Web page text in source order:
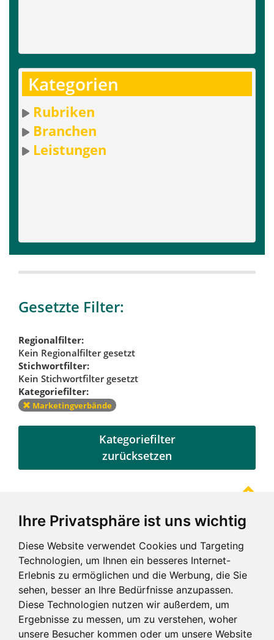
Ihre Privatsphäre ist uns wichtig
Diese Website verwendet Cookies und Targeting
Technologien, um Ihnen ein besseres Internet-
Erlebnis zu ermöglichen und die Werbung, die Sie
sehen, besser an Ihre Bedürfnisse anzupassen.
Diese Technologien nutzen wir außerdem, um
Ergebnisse zu messen, um zu verstehen, woher
unsere Besucher kommen oder um unsere Website
Kategorien
Rubriken
Branchen
Leistungen
Gesetzte Filter:
Regionalfilter:
Kein Regionalfilter gesetzt
Stichwortfilter:
Kein Stichwortfilter gesetzt
Kategoriefilter:
Marketingverbände
Kategoriefilter
zurücksetzen
Referenzen